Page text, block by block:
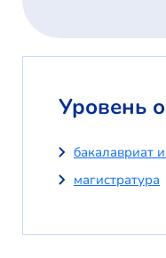
Уровень
бакалавриат
магистратура